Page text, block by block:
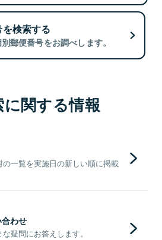
検索する
郵便番号をお調べします。
関する情報
一覧を実施日の新しい順に掲載
わせ
疑問にお答えします。